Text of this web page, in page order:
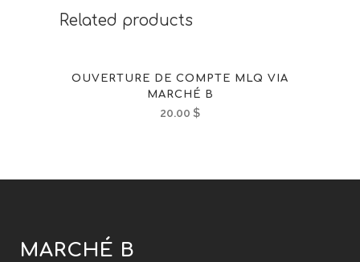
Related products
OUVERTURE DE COMPTE MLQ VIA
MARCHÉ B
20.00 $
MARCHÉ B